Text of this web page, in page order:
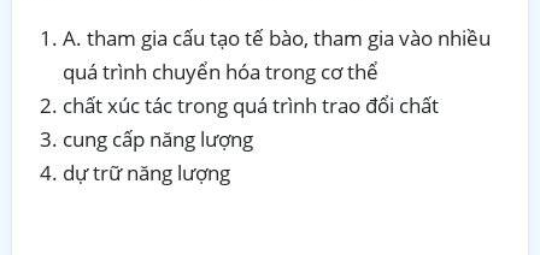
A. tham gia cấu tạo tế bào, tham gia vào nhiều
quá trình chuyển hóa trong cơ thể
chất xúc tác trong quá trình trao đổi chất
cung cấp năng lượng
dự trữ năng lượng